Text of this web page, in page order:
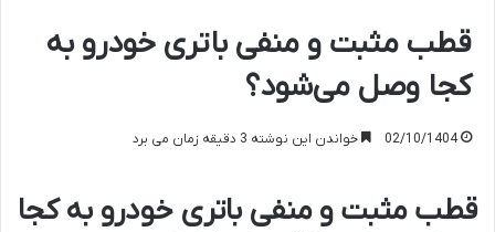
قطب مثبت و منفی باتری خودرو به
کجا وصل می‌شود؟
02/10/1404 خواندن این نوشته 3 دقیقه زمان می برد
قطب مثبت و منفی باتری خودرو به کجا